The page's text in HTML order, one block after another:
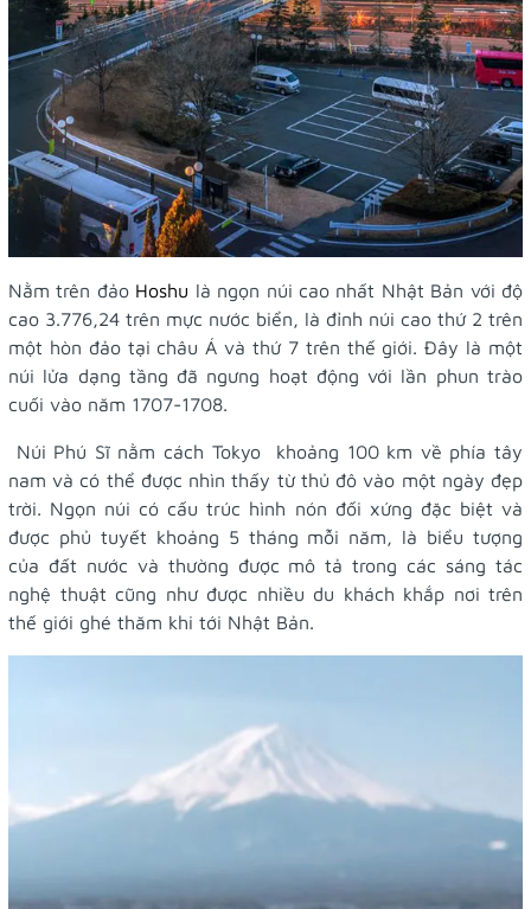
Nằm trên đảoHoshu là ngọn núi cao nhất Nhật Bản với độ
cao 3.776,24 trên mực nước biển, là đỉnh núi cao thứ 2 trên
một hòn đảo tại châu Á và thứ 7 trên thế giới. Đây là một
núi lửa dạng tầng đã ngưng hoạt động với lần phun trào
cuối vào năm 1707-1708.
Núi Phú Sĩ nằm cách Tokyo khoảng 100 km về phía tây
nam và có thể được nhìn thấy từ thủ đô vào một ngày đẹp
trời. Ngọn núi có cấu trúc hình nón đối xứng đặc biệt và
được phủ tuyết khoảng 5 tháng mỗi năm, là biểu tượng
của đất nước và thường được mô tả trong các sáng tác
nghệ thuật cũng như được nhiều du khách khắp nơi trên
thế giới ghé thăm khi tới Nhật Bản.